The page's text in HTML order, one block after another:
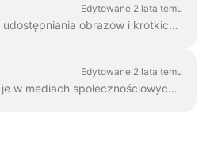
Edytowane 2 lata temu
GIF (graphics exchange format) to popularny format używany od końca lat 80. do udostępniania obrazów i krótkich animacji. GIF-y mogą przechowywać tylko 256 kolorów, co...
Edytowane 2 lata temu
Po utworzeniu wideo w Wave.video należy je wyrenderować, aby móc udostępnić je w mediach społecznościowych lub pobrać bezpośrednio na komputer....